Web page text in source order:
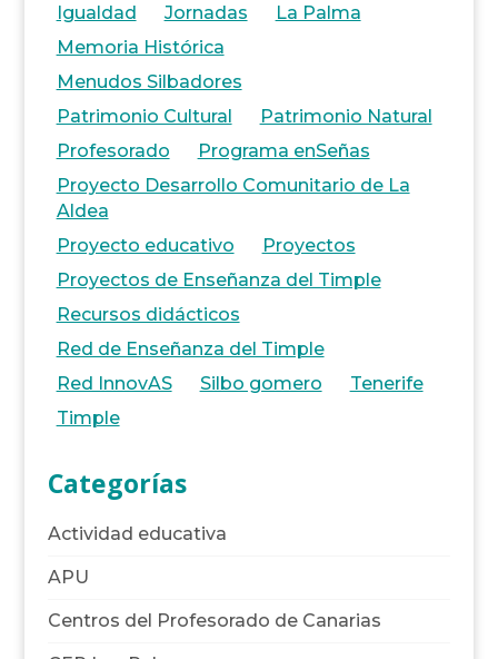
Igualdad
Jornadas
La Palma
Memoria Histórica
Menudos Silbadores
Patrimonio Cultural
Patrimonio Natural
Profesorado
Programa enSeñas
Proyecto Desarrollo Comunitario de La
Aldea
Proyecto educativo
Proyectos
Proyectos de Enseñanza del Timple
Recursos didácticos
Red de Enseñanza del Timple
Red InnovAS
Silbo gomero
Tenerife
Timple
Categorías
Actividad educativa
APU
Centros del Profesorado de Canarias